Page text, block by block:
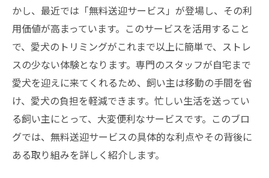
かし、最近では「無料送迎サービス」が登場し、その利
用価値が高まっています。このサービスを活用すること
で、愛犬のトリミングがこれまで以上に簡単で、ストレ
スの少ない体験となります。専門のスタッフが自宅まで
愛犬を迎えに来てくれるため、飼い主は移動の手間を省
け、愛犬の負担を軽減できます。忙しい生活を送ってい
る飼い主にとって、大変便利なサービスです。このブロ
グでは、無料送迎サービスの具体的な利点やその背後に
ある取り組みを詳しく紹介します。